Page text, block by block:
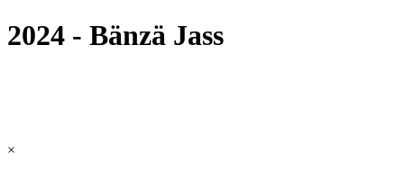
2024 - Bänzä Jass
×